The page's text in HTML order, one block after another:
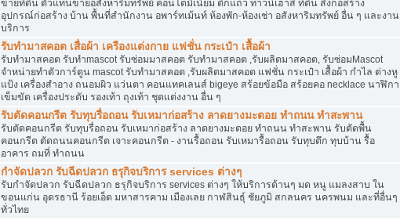
ขายที่ดิน ตัวแทนขายอสังหาริมทรัพย์ คอนโดมิเนียม ตึกแถว ทาวน์เฮาส์ ที่ดิน สิ่งก่อสร้าง
อุปกรณ์ก่อสร้าง บ้าน พื้นที่สำนักงาน อพาร์ทเม้นท์ ห้องพัก-ห้องเช่า อสังหาริมทรัพย์ อื่น ๆ และงาน
บริการ
รับทำมาสคอต เสื่อผ้า เครืองแต่งกาย แฟชั่น กระเป๋า เสื้อผ้า
รับทำมาสคอต รับทำmascot รับซ่อมมาสคอต รับทำมาสคอต ,รับผลิตมาสคอต, รับซ่อมMascot
จำหน่ายทำตัวการ์ตูน mascot รับทำมาสคอต ,รับผลิตมาสคอต แฟชั่น กระเป๋า เสื้อผ้า กำไล ต่างหู
แป้ง เครื่องสำอาง ถนอมผิว แว่นตา คอนแทคเลนส์ bigeye สร้อยข้อมือ สร้อยคอ necklace นาฬิกา
เข็มขัด เครื่องประดับ รองเท้า ถุงเท้า ชุดแต่งงาน อื่น ๆ
รับตัดคอนกรีต รับทุบรื่อถอน รับเหมาก่อสร้าง ลาดยางมะตอย ทำถนน ทำสะพาน
รับตัดคอนกรีต รับทุบรื่อถอน รับเหมาก่อสร้าง ลาดยางมะตอย ทำถนน ทำสะพาน รับตัดพื้น
คอนกรีต ตัดถนนคอนกรีต เจาะคอนกรีต - งานรื้อถอน รับเหมารื้อถอน รับทุบตึก ทุบบ้าน รื้อ
อาคาร ถมที่ ทำถนน
กำจัดปลวก รับฉีดปลวก ธรุกิจบริการ services ต่างๆ
รับกำจัดปลวก รับฉีดปลวก ธรุกิจบริการ services ต่างๆ ให้บริการด้านๆ มด หนู แมลงสาบ ใน
ขอนแก่น อุดรธานี ร้อยเอ็ด มหาสารคาม เมืองเลย กาฬสินธุ์ ชัยภูมิ สกลนคร นครพนม และที่อื่นๆ
ทั่วไทย